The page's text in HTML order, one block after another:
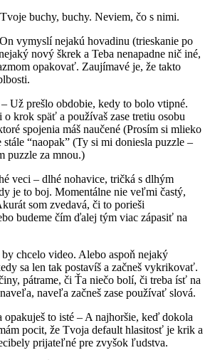
buchy, buchy. Neviem, čo s nimi.
vymyslí nejakú hovadinu (trieskanie po
nový škrek a Teba nenapadne nič iné,
opakovať. Zaujímavé je, že takto
Už prešlo obdobie, kedy to bolo vtipné.
o krok späť a používaš zase tretiu osobu
spojenia máš naučené (Prosím si mlieko
“naopak” (Ty si mi doniesla puzzle –
puzzle za mnou.)
veci – dlhé nohavice, tričká s dlhým
je to boj. Momentálne nie veľmi častý,
som zvedavá, či to porieši
budeme čím ďalej tým viac zápasiť na
chcelo video. Alebo aspoň nejaký
sa len tak postavíš a začneš vykrikovať.
pátrame, či Ťa niečo bolí, či treba ísť na
naveľa začneš zase používať slová.
to isté – A najhoršie, keď dokola
pocit, že Tvoja default hlasitosť je krik a
prijateľné pre zvyšok ľudstva.